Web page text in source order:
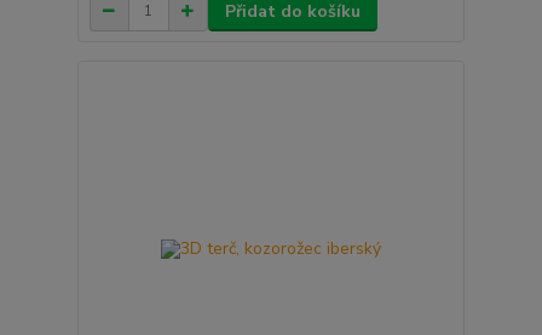
Přidat do košíku